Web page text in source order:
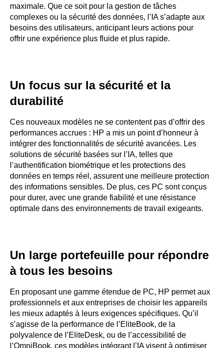
maximale. Que ce soit pour la gestion de tâches
complexes ou la sécurité des données, l’IA s’adapte aux
besoins des utilisateurs, anticipant leurs actions pour
offrir une expérience plus fluide et plus rapide.
Un focus sur la sécurité et la
durabilité
Ces nouveaux modèles ne se contentent pas d’offrir des
performances accrues : HP a mis un point d’honneur à
intégrer des fonctionnalités de sécurité avancées. Les
solutions de sécurité basées sur l’IA, telles que
l’authentification biométrique et les protections des
données en temps réel, assurent une meilleure protection
des informations sensibles. De plus, ces PC sont conçus
pour durer, avec une grande fiabilité et une résistance
optimale dans des environnements de travail exigeants.
Un large portefeuille pour répondre
à tous les besoins
En proposant une gamme étendue de PC, HP permet aux
professionnels et aux entreprises de choisir les appareils
les mieux adaptés à leurs exigences spécifiques. Qu’il
s’agisse de la performance de l’EliteBook, de la
polyvalence de l’EliteDesk, ou de l’accessibilité de
l’OmniBook, ces modèles intégrant l’IA visent à optimiser